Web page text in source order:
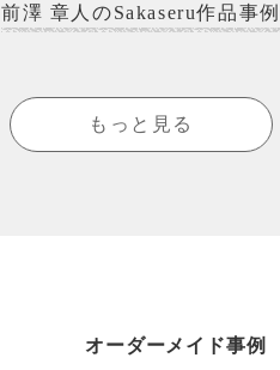
前澤 章人のSakaseru作品事例
もっと見る
オーダーメイド事例